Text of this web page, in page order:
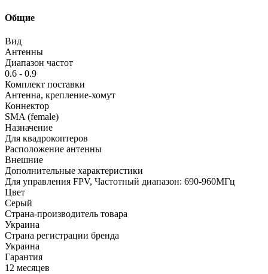
Общие
Вид
Антенны
Диапазон частот
0.6 - 0.9
Комплект поставки
Антенна, крепление-хомут
Коннектор
SMA (female)
Назначение
Для квадрокоптеров
Расположение антенны
Внешние
Дополнительные характеристики
Для управления FPV, Частотный диапазон: 690-960МГц
Цвет
Серый
Страна-производитель товара
Украина
Страна регистрации бренда
Украина
Гарантия
12 месяцев